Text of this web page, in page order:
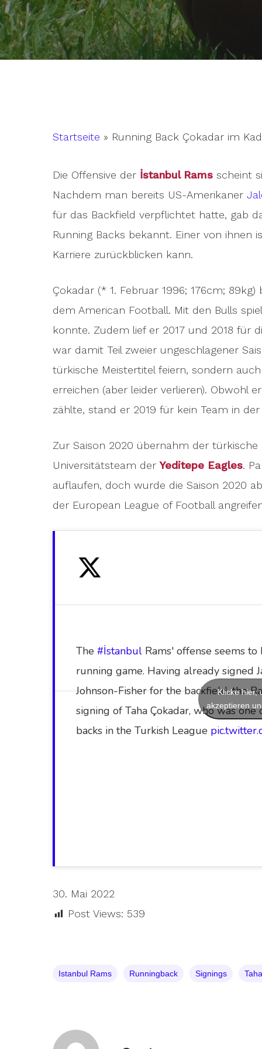
Hit enter to search or ESC to close
Startseite » Running Back Çokadar im
Die Offensive der İstanbul Rams scheint
Nachdem man bereits US-Amerikaner
für das Backfield verpflichtet hatte, gab
Running Backs bekannt. Einer von ihnen
Karriere zurückblicken kann.
Çokadar (* 1. Februar 1996; 176cm;
dem American Football. Mit den Bulls
konnte. Zudem lief er 2017 und 2018 für
war damit Teil zweier ungeschlagener
türkische Meistertitel feiern, sondern
erreichen (aber leider verlieren). Obwohl
zählte, stand er 2019 für kein Team in
Zur Saison 2020 übernahm der
Universitätsteam derYeditepe Eagles.
auflaufen, doch wurde die Saison 2020
der European League of Football
The #İstanbul Rams' offense seems
running game. Having already signed
Johnson-Fisher for the backfield, the
signing of Taha Çokadar, who was
backs in the Turkish League
Klicke hier,
akzeptieren
30. Mai 2022
Post Views: 539
Istanbul Rams Runningback Signings